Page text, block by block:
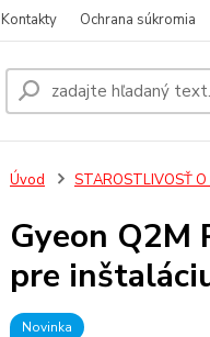
Kontakty Ochrana súkromia
Úvod STAROSTLIVOSŤ
Gyeon
pre
Novinka